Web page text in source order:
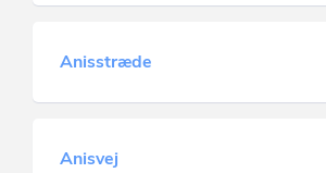
Anisstræde
Anisvej